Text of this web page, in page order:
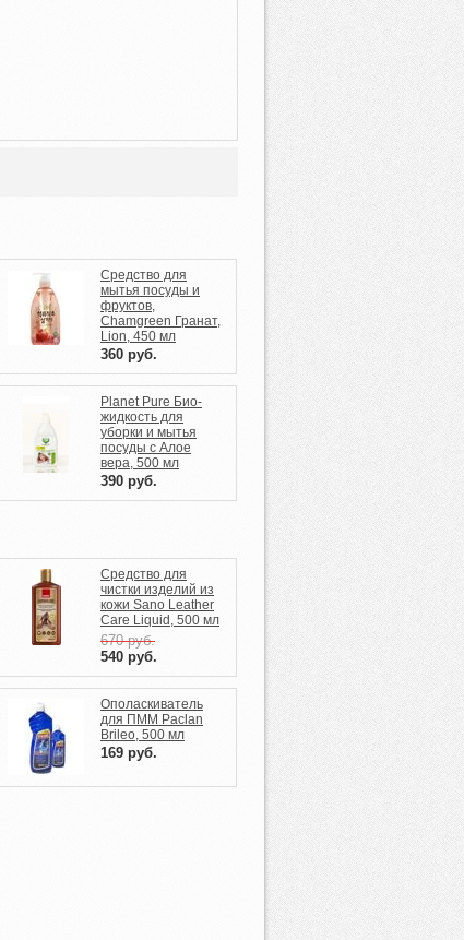
Средство для
мытья посуды и
фруктов,
Chamgreen Гранат,
Lion, 450 мл
360 руб.
Planet Pure Био-
жидкость для
уборки и мытья
посуды с Алое
вера, 500 мл
390 руб.
Средство для
чистки изделий из
кожи Sano Leather
Care Liquid, 500 мл
670руб.
540 руб.
Ополаскиватель
для ПММ Paclan
Brileo, 500 мл
169 руб.